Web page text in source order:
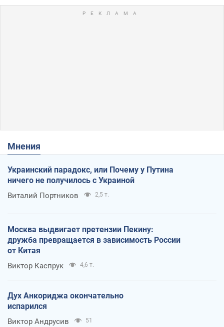
Мнения
Украинский парадокс, или Почему у Путина
ничего не получилось с Украиной
Виталий Портников 2,5 т.
Москва выдвигает претензии Пекину:
дружба превращается в зависимость России
от Китая
Виктор Каспрук 4,6 т.
Дух Анкориджа окончательно
испарился
Виктор Андрусив 51